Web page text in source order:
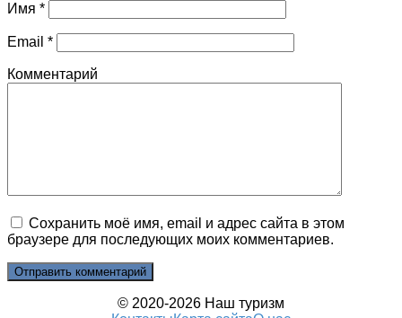
Имя *
Email *
Комментарий
Сохранить моё имя, email и адрес сайта в этом
браузере для последующих моих комментариев.
© 2020-2026 Наш туризм